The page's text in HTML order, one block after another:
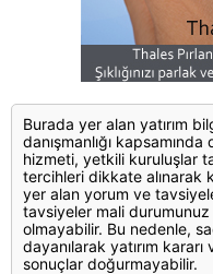
Burada yer alan yatırım
danışmanlığı kapsamında
hizmeti, yetkili kuruluşlar
tercihleri dikkate alınarak
yer alan yorum ve
tavsiyeler mali
olmayabilir. Bu nedenle,
dayanılarak yatırım
sonuçlar doğurmayabilir.